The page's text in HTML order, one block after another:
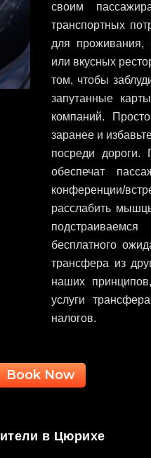
своим
транспортных
для проживания,
или вкусных
том, чтобы
запутанные
компаний.
заранее и
посреди
обеспечат
конференции/
расслабить
бесплатного
трансфера из
наших
услуги
налогов.
Book Now
в Цюрихе